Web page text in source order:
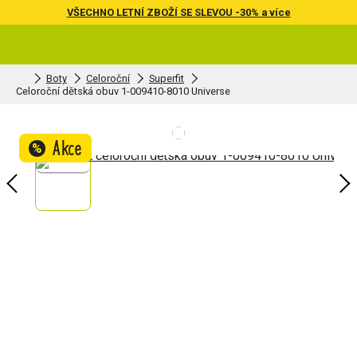
VŠECHNO LETNÍ ZBOŽÍ SE SLEVOU -30% a více
Boty Celoroční
Superfit
Celoroční dětská obuv 1-009410-8010 Universe
% Akce